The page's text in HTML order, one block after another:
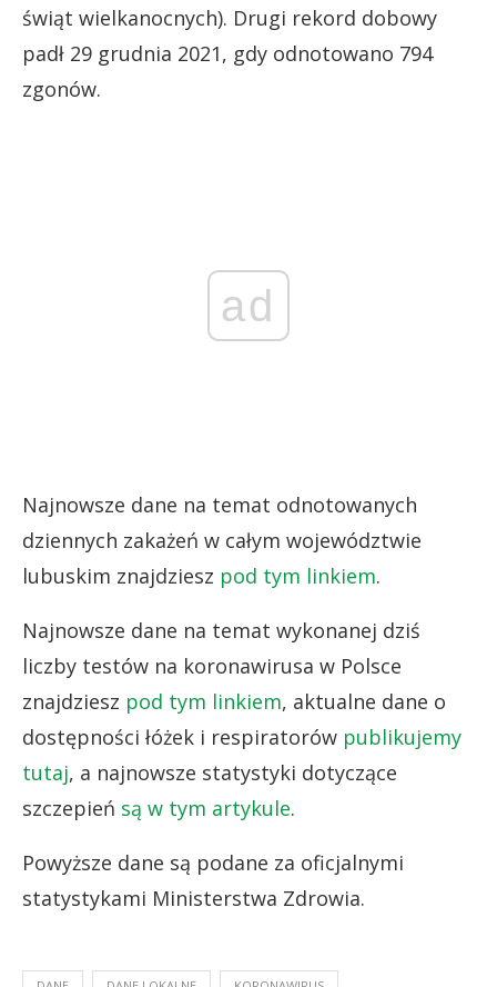
świąt wielkanocnych). Drugi rekord dobowy
padł 29 grudnia 2021, gdy odnotowano 794
zgonów.
ad
Najnowsze dane na temat odnotowanych
dziennych zakażeń w całym województwie
lubuskim znajdziesz pod tym linkiem.
Najnowsze dane na temat wykonanej dziś
liczby testów na koronawirusa w Polsce
znajdziesz pod tym linkiem, aktualne dane o
dostępności łóżek i respiratorów publikujemy
tutaj, a najnowsze statystyki dotyczące
szczepień są w tym artykule.
Powyższe dane są podane za oficjalnymi
statystykami Ministerstwa Zdrowia.